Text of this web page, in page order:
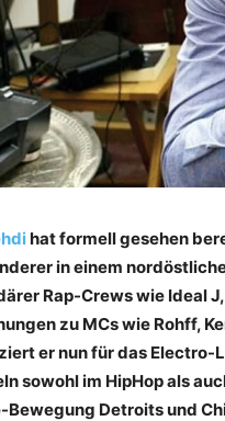
hat formell gesehen
in einem
Rap-Crews wie Ideal
zu MCs wie Rohff,
er nun für das Electro-
sowohl im HipHop als
Bewegung Detroits und